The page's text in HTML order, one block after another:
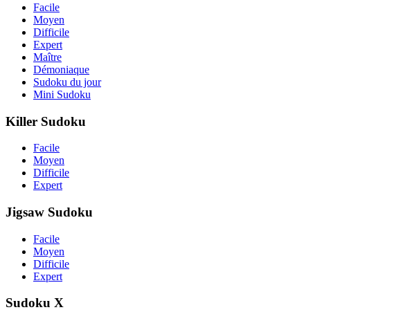
Facile
Moyen
Difficile
Expert
Maître
Démoniaque
Sudoku du jour
Mini Sudoku
Killer Sudoku
Facile
Moyen
Difficile
Expert
Jigsaw Sudoku
Facile
Moyen
Difficile
Expert
Sudoku X